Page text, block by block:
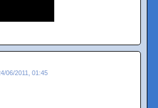
06/2011, 01:45